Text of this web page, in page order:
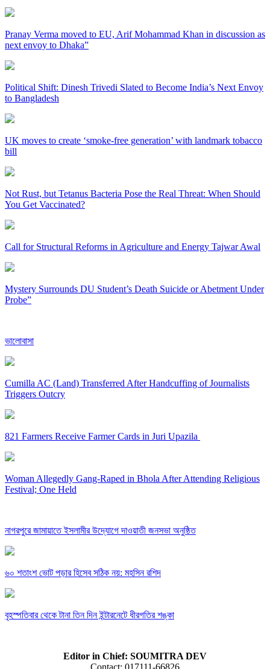
Pranay Verma moved to EU, Arif Mohammad Khan in discussion as
next envoy to Dhaka”
Political Shift: Dinesh Trivedi Slated to Become India’s Next Envoy
to Bangladesh
UK moves to create ‘smoke-free generation’ with landmark tobacco
bill
Not Rust, but Tetanus Bacteria Pose the Real Threat: When Should
You Get Vaccinated?
Call for Structural Reforms in Agriculture and Energy Tajwar Awal
Mystery Surrounds DU Student’s Death Suicide or Abetment Under
Probe”
ভালোবাসা
Cumilla AC (Land) Transferred After Handcuffing of Journalists
Triggers Outcry
821 Farmers Receive Farmer Cards in Juri Upazila
Woman Allegedly Gang-Raped in Bhola After Attending Religious
Festival; One Held
নাগরপুরে জামায়াতে ইসলামীর উদ্যোগে দাওয়াতী জনসভা অনুষ্ঠিত
৬০ শতাংশ ভোট পড়ার হিসেব সঠিক নয়: মহসিন রশিদ
বৃহস্পতিবার থেকে টানা তিন দিন ইন্টারনেটে ধীরগতির শঙ্কা
Editor in Chief: SOUMITRA DEV